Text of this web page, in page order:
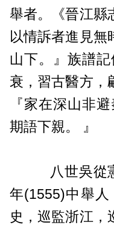
舉者。《晉江縣
以情訴者進見無
山下。』族譜
衰，習古醫方，
『家在深山非
期語下親。 』
八世吳從憲
年(1555)中舉
史，巡監浙江，